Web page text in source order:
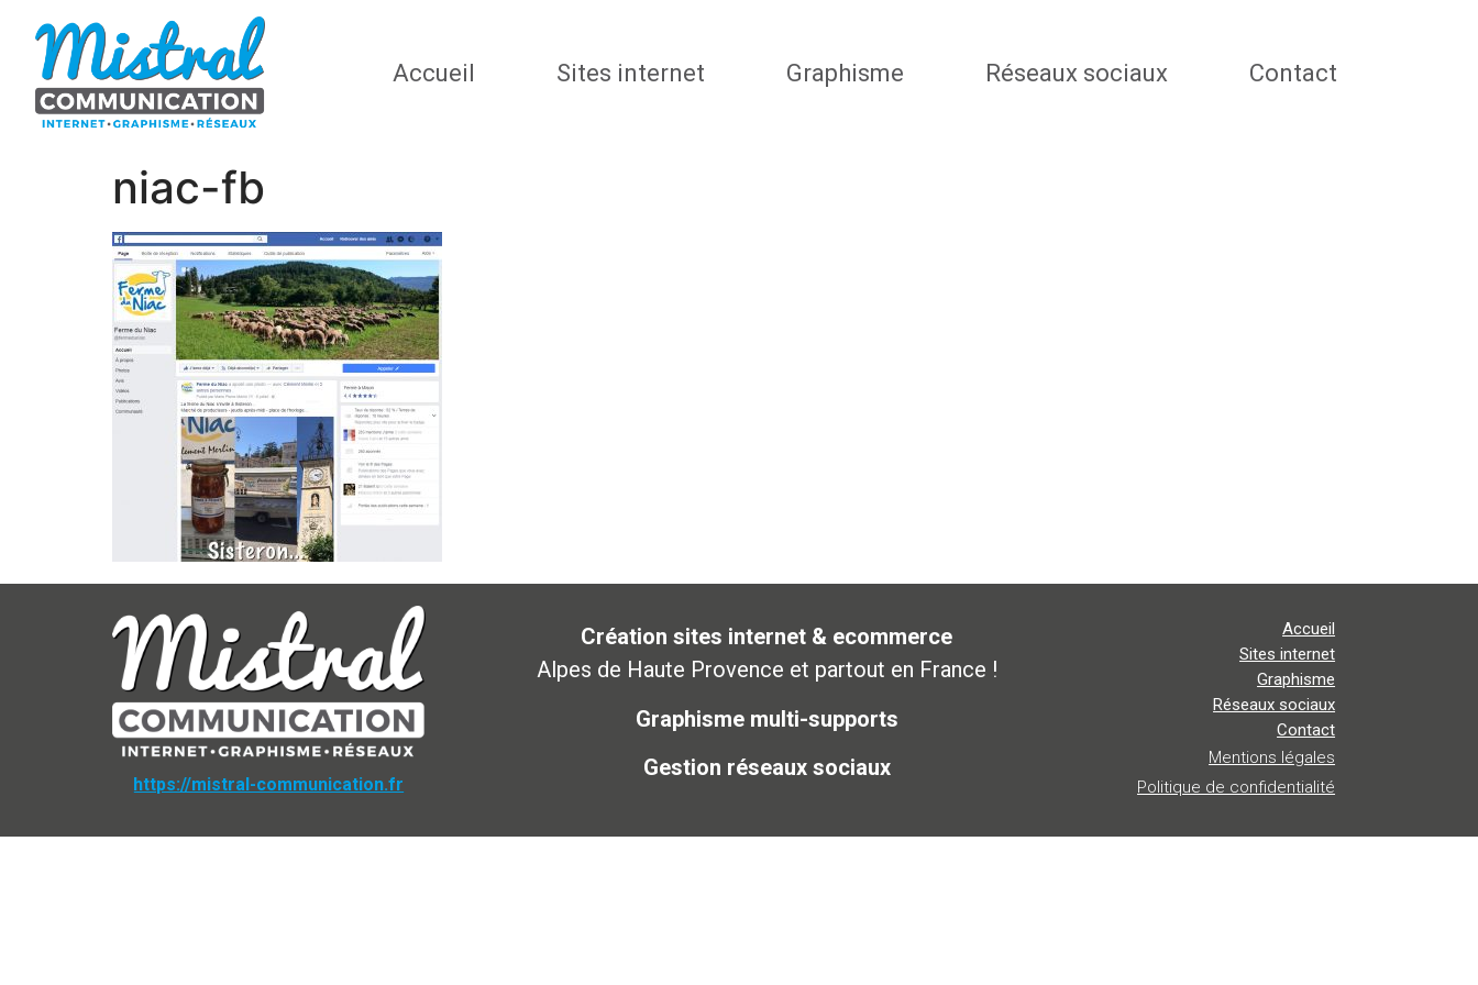
Accueil Sites internet Graphisme Réseaux sociaux Contact
niac-fb
https://mistral-communication.fr
Création sites internet & ecommerce
Alpes de Haute Provence et partout en France !
Graphisme multi-supports
Gestion réseaux sociaux
Accueil
Sites internet
Graphisme
Réseaux sociaux
Contact
Mentions légales
Politique de confidentialité